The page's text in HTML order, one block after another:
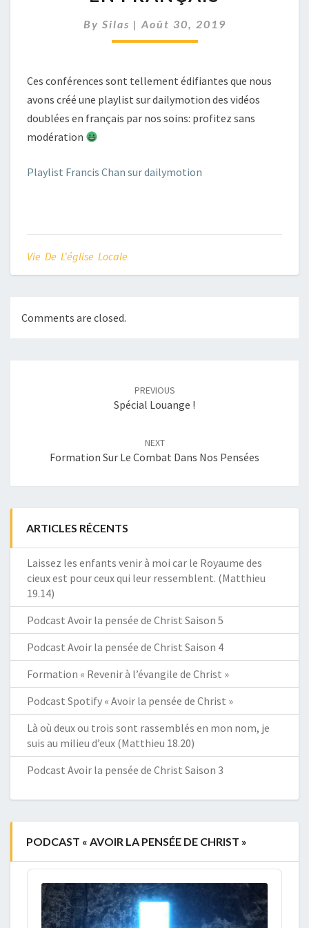
FRANÇAIS
By Silas | Août 30, 2019
Ces conférences sont tellement édifiantes que nous
avons créé une playlist sur dailymotion des vidéos
doublées en français par nos soins: profitez sans
modération
Playlist Francis Chan sur dailymotion
Vie De L'église Locale
Comments are closed.
PREVIOUS
Spécial Louange !
NEXT
Formation Sur Le Combat Dans Nos Pensées
ARTICLES RÉCENTS
Laissez les enfants venir à moi car le Royaume des
cieux est pour ceux qui leur ressemblent. (Matthieu
19.14)
Podcast Avoir la pensée de Christ Saison 5
Podcast Avoir la pensée de Christ Saison 4
Formation « Revenir à l’évangile de Christ »
Podcast Spotify « Avoir la pensée de Christ »
Là où deux ou trois sont rassemblés en mon nom, je
suis au milieu d’eux (Matthieu 18.20)
Podcast Avoir la pensée de Christ Saison 3
PODCAST « AVOIR LA PENSÉE DE CHRIST »
Audio
Player